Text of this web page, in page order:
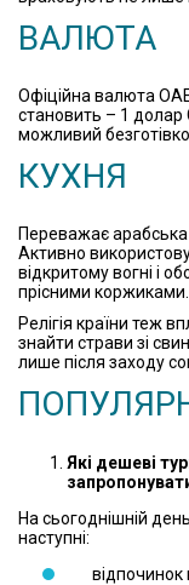
ВАЛЮТА
Офіційна валюта
становить – 1
можливий
КУХНЯ
Переважає арабська
Активно
відкритому вогні і
прісними коржиками.
Релігія країни теж
знайти страви зі
лише після заходу
Які дешеві
На сьогоднішній
наступні:
відпочинок